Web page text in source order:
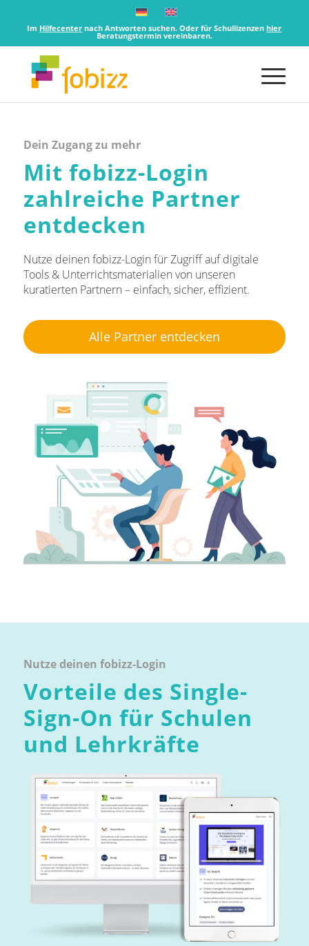
Im Hilfecenter nach Antworten suchen. Oder für Schullizenzenhier
Beratungstermin vereinbaren.
Dein Zugang zu mehr
Mit fobizz-Login
zahlreiche Partner
entdecken
Nutze deinen fobizz-Login für Zugriff auf digitale
Tools & Unterrichtsmaterialien von unseren
kuratierten Partnern – einfach, sicher, effizient.
Alle Partner entdecken
Nutze deinen fobizz-Login
Vorteile des Single-
Sign-On für Schulen
und Lehrkräfte